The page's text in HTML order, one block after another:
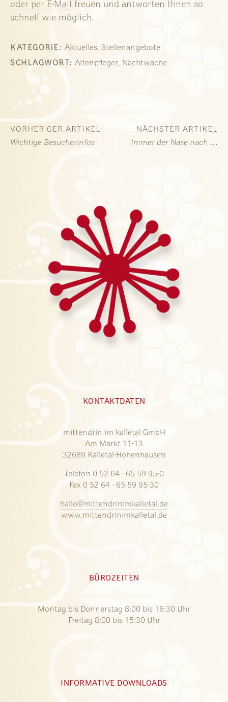
oder per E-Mail freuen und antworten Ihnen so
schnell wie möglich.
KATEGORIE: Aktuelles, Stellenangebote
SCHLAGWORT: Altenpfleger, Nachtwache
VORHERIGER ARTIKEL
Wichtige Besucherinfos
NÄCHSTER ARTIKEL
Immer der Nase nach …
KONTAKTDATEN
mittendrin im kalletal GmbH
Am Markt 11-13
32689 Kalletal-Hohenhausen
Telefon 0 52 64 · 65 59 95-0
Fax 0 52 64 · 65 59 95-30
hallo@mittendrinimkalletal.de
www.mittendrinimkalletal.de
BÜROZEITEN
Montag bis Donnerstag 8:00 bis 16:30 Uhr
Freitag 8:00 bis 15:30 Uhr
INFORMATIVE DOWNLOADS